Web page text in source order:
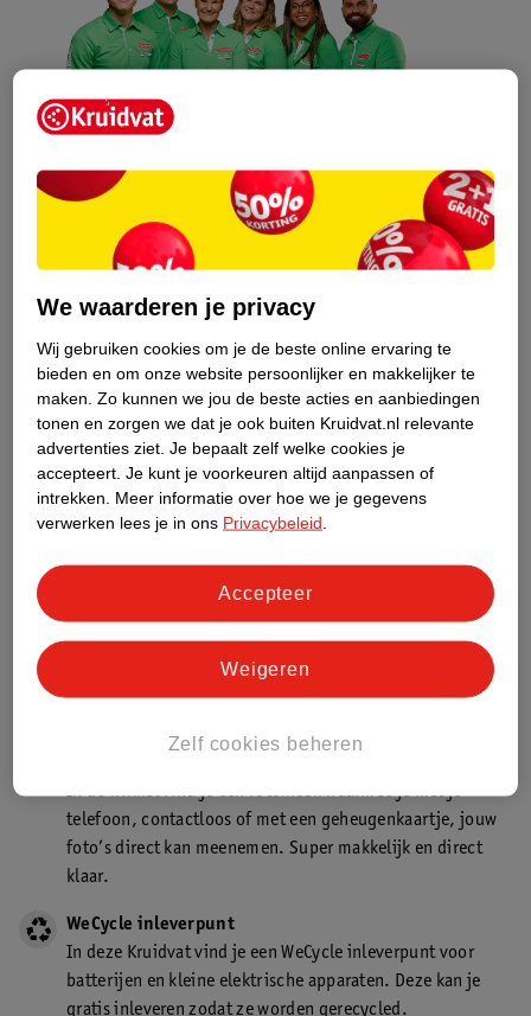
Kruidvat is een erkend specialist in
zelfzorg, ook online. Wat je
gezondheidsvraag ook is, stel hem aan
Stel je gezondheidsvraag
Ook in deze winkel
Kruidvat.nl ophaalpunt
Laat je bestelling snel en gemakkelijk bezorgen in de
Kruidvat is een gecertificeerd drogist. Dit betekent dat je
In de winkel vind je een fotokiosk waarmee je met je
telefoon, contactloos of met een geheugenkaartje, jouw
foto’s direct kan meenemen. Super makkelijk en direct
klaar.
WeCycle inleverpunt
In deze Kruidvat vind je een WeCycle inleverpunt voor
batterijen en kleine elektrische apparaten. Deze kan je
gratis inleveren zodat ze worden gerecycled.
We waarderen je privacy
Wij gebruiken cookies om je de beste online ervaring te
bieden en om onze website persoonlijker en makkelijker te
maken. Zo kunnen we jou de beste acties en aanbiedingen
tonen en zorgen we dat je ook buiten Kruidvat.nl relevante
advertenties ziet. Je bepaalt zelf welke cookies je
accepteert. Je kunt je voorkeuren altijd aanpassen of
intrekken.
Meer informatie over hoe we je gegevens
verwerken lees je in ons Privacybeleid
Zelf cookies beheren
Weigeren
Accepteer